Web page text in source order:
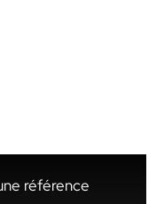
référence